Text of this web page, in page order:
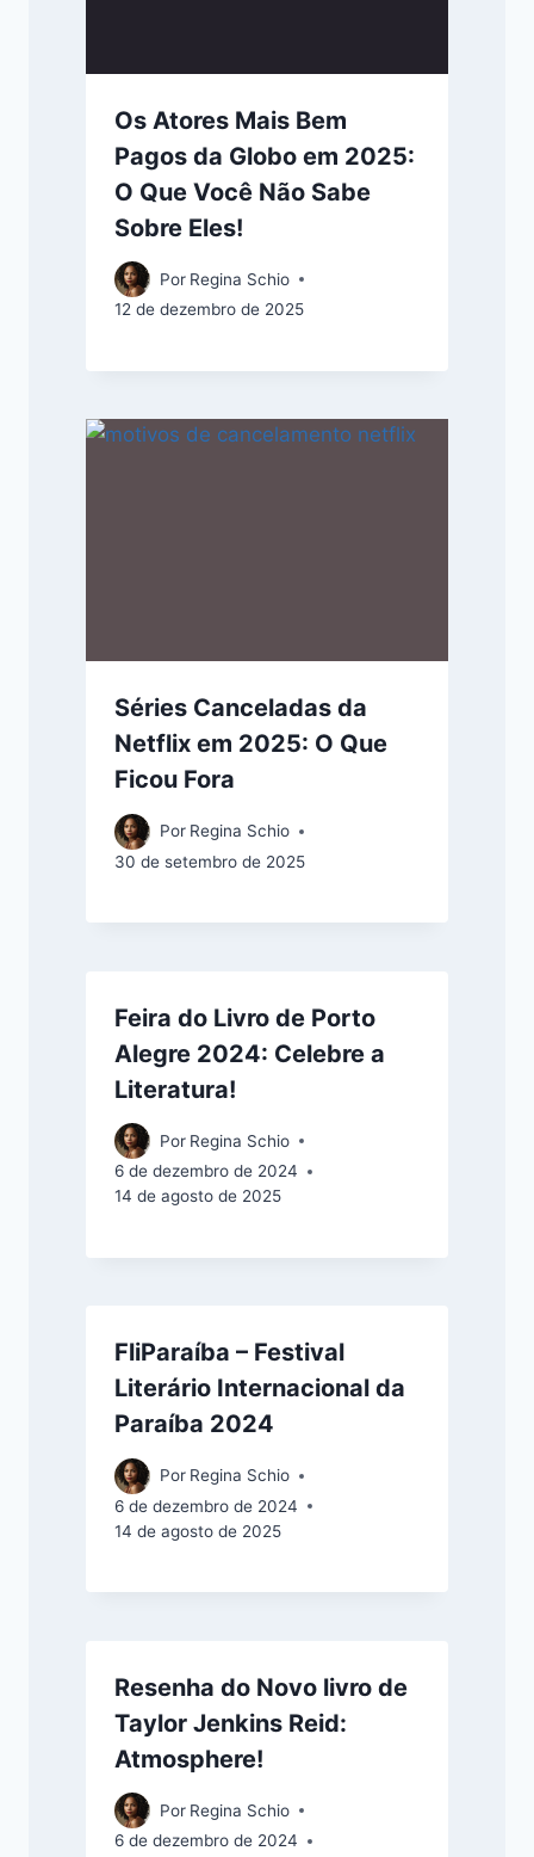
Os Atores Mais Bem
Pagos da Globo em 2025:
O Que Você Não Sabe
Sobre Eles!
Por Regina Schio
12 de dezembro de 2025
Séries Canceladas da
Netflix em 2025: O Que
Ficou Fora
Por Regina Schio
30 de setembro de 2025
Feira do Livro de Porto
Alegre 2024: Celebre a
Literatura!
Por Regina Schio
6 de dezembro de 2024
14 de agosto de 2025
FliParaíba – Festival
Literário Internacional da
Paraíba 2024
Por Regina Schio
6 de dezembro de 2024
14 de agosto de 2025
Resenha do Novo livro de
Taylor Jenkins Reid:
Atmosphere!
Por Regina Schio
6 de dezembro de 2024